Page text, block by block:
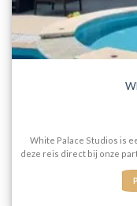
White Palace Studios is
deze reis direct bij onze